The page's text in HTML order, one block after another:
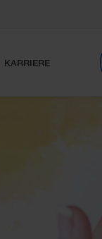
KARRIERE